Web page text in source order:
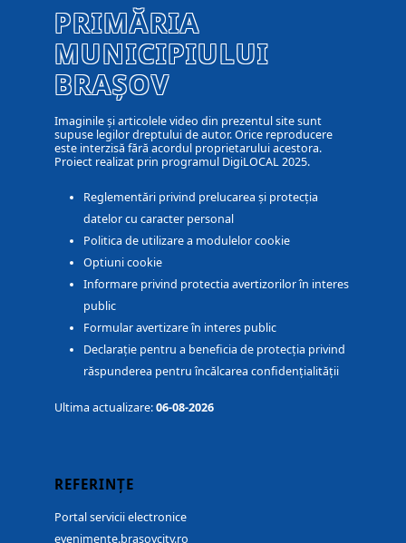
PRIMĂRIA
MUNICIPIULUI
BRAȘOV
Imaginile și articolele video din prezentul site sunt
supuse legilor dreptului de autor. Orice reproducere
este interzisă fără acordul proprietarului acestora.
Proiect realizat prin programul DigiLOCAL 2025.
Reglementări privind prelucarea și protecția
datelor cu caracter personal
Politica de utilizare a modulelor cookie
Optiuni cookie
Informare privind protectia avertizorilor în interes
public
Formular avertizare în interes public
Declarație pentru a beneficia de protecția privind
răspunderea pentru încălcarea confidențialității
Ultima actualizare:06-08-2026
REFERINȚE
Portal servicii electronice
evenimente.brasovcity.ro